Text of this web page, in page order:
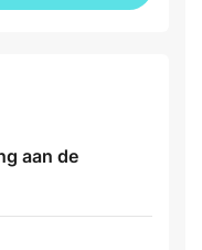
aan de